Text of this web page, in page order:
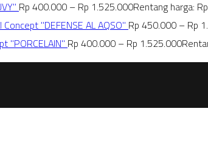
Rp400.000–Rp 1.525.000Rentang harga:
"DEFENSE AL AQSO"Rp450.000–Rp
"PORCELAIN"Rp400.000–Rp 1.525.000